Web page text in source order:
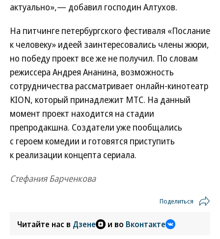
актуально»,— добавил господин Алтухов.
На питчинге петербургского фестиваля «Послание
к человеку» идеей заинтересовались члены жюри,
но победу проект все же не получил. По словам
режиссера Андрея Ананина, возможность
сотрудничества рассматривает онлайн-кинотеатр
KION, который принадлежит МТС. На данный
момент проект находится на стадии
препродакшна. Создатели уже пообщались
с героем комедии и готовятся приступить
к реализации концепта сериала.
Стефания Барченкова
Поделиться
Читайте нас в Дзене и во Вконтакте